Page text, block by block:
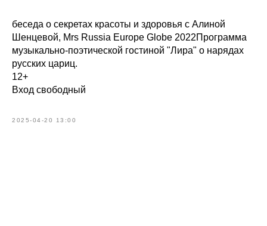
беседа о секретах красоты и здоровья с Алиной
Шенцевой, Mrs Russia Europe Globe 2022Программа
музыкально-поэтической гостиной "Лира" о нарядах
русских цариц.
12+
Вход свободный
2025-04-20 13:00